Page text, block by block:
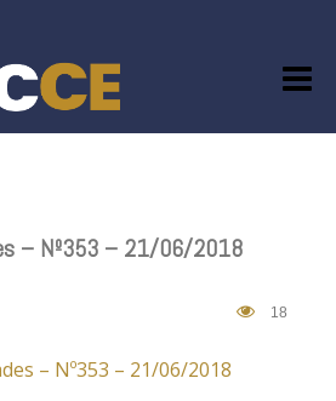
– Nº353 – 21/06/2018
18
– Nº353 – 21/06/2018